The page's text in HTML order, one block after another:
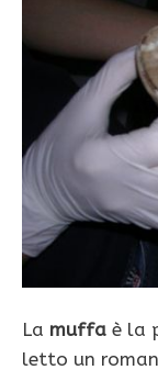
La muffa è la
letto un